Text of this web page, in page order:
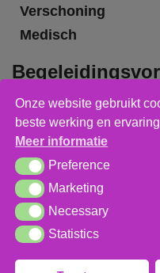
Verschoning
Medisch
Grote
Kleine
Individuele
Onze website gebruikt
beste werking en
Meer informatie
PreferencePreference
MarketingMarketing
NecessaryNecessary
StatisticsStatistics